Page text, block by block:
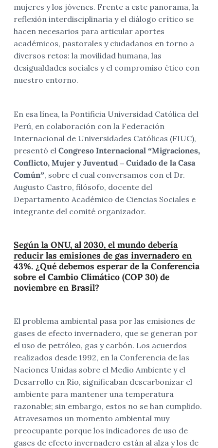
mujeres y los jóvenes. Frente a este panorama, la
reflexión interdisciplinaria y el diálogo crítico se
hacen necesarios para articular aportes
académicos, pastorales y ciudadanos en torno a
diversos retos: la movilidad humana, las
desigualdades sociales y el compromiso ético con
nuestro entorno.
En esa línea, la Pontificia Universidad Católica del
Perú, en colaboración con la Federación
Internacional de Universidades Católicas (FIUC),
presentó el Congreso Internacional “Migraciones,
Conflicto, Mujer y Juventud – Cuidado de la Casa
Común”, sobre el cual conversamos con el Dr.
Augusto Castro, filósofo, docente del
Departamento Académico de Ciencias Sociales e
integrante del comité organizador.
Según la ONU, al 2030, el mundo debería
reducir las emisiones de gas invernadero en
43%. ¿Qué debemos esperar de la Conferencia
sobre el Cambio Climático (COP 30) de
noviembre en Brasil?
El problema ambiental pasa por las emisiones de
gases de efecto invernadero, que se generan por
el uso de petróleo, gas y carbón. Los acuerdos
realizados desde 1992, en la Conferencia de las
Naciones Unidas sobre el Medio Ambiente y el
Desarrollo en Río, significaban descarbonizar el
ambiente para mantener una temperatura
razonable; sin embargo, estos no se han cumplido.
Atravesamos un momento ambiental muy
preocupante porque los indicadores de uso de
gases de efecto invernadero están al alza y los de